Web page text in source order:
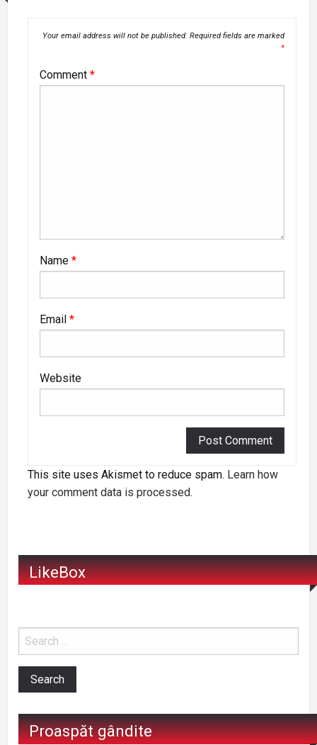
Your email address will not be published. Required fields are marked
*
Comment *
Name *
Email *
Website
This site uses Akismet to reduce spam. Learn how
your comment data is processed.
LikeBox
Proaspăt gândite